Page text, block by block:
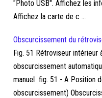
"Photo USB". Affichez les
Affichez la carte de c ...
Obscurcissement du
Fig. 51 Rétroviseur
obscurcissement
manuel fig. 51 - A Position
obscurcissement)